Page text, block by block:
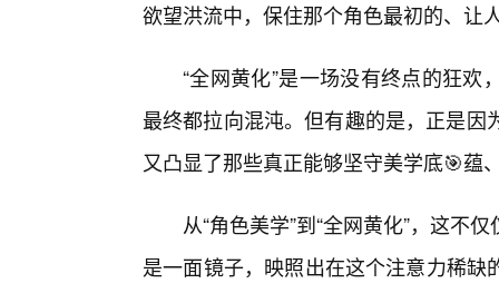
欲望洪流中，保住那个角色最初的、让
“全网黄化”是一场没有终点的狂
最终都拉向混沌。但有趣的是，正是
又凸显了那些真正能够坚守美学底🎯蕴
从“角色美学”到“全网黄化”，这不
是一面镜子，映照出在这个注意力稀